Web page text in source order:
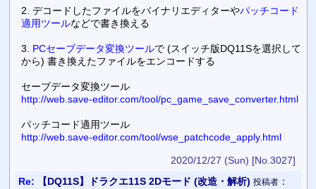
2. デコードしたファイルをバイナリエディターやパッチコード
適用ツールなどで書き換える
3. PCセーブデータ変換ツールで (スイッチ版DQ11Sを選択して
から) 書き換えたファイルをエンコードする
セーブデータ変換ツール
http://web.save-editor.com/tool/pc_game_save_converter.html
パッチコード適用ツール
http://web.save-editor.com/tool/wse_patchcode_apply.html
2020/12/27 (Sun) [No.3027]
Re: 【DQ11S】ドラクエ11S 2Dモード (改造・解析) 投稿者：